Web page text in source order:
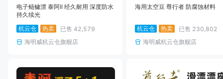
电子鲢鳙漂 泰阿II 经久耐用 深度防水
持久续光
杭云仓
热卖 已售 42,579
海明威杭云仓旗舰店
海用太空豆 尊行者 防腐蚀材料
杭云仓 热卖 已售 230,802
海明威杭云仓旗舰店